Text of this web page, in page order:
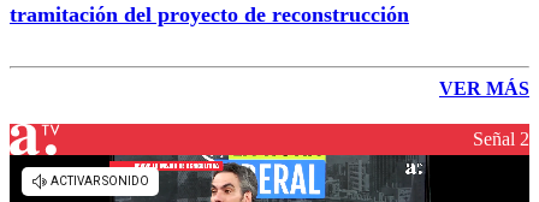
tramitación del proyecto de reconstrucción
VER MÁS
Señal 2